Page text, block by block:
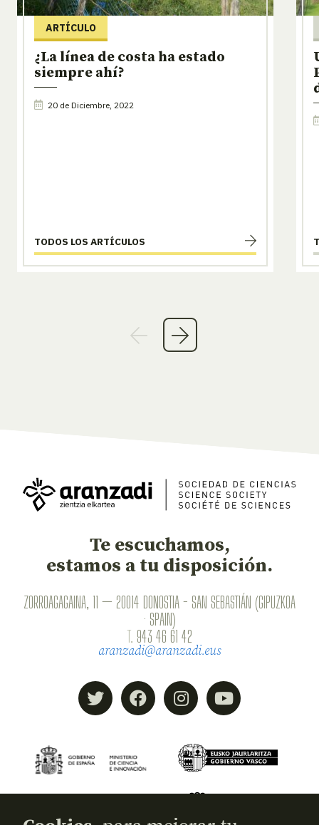
ARTÍCULO
¿La línea de costa ha estado
siempre ahí?
20 de Diciembre, 2022
TODOS LOS ARTÍCULOS
Te escuchamos,
estamos a tu disposición.
ZORROAGAGAINA, 11 — 20014 DONOSTIA - SAN SEBASTIÁN (GIPUZKOA
· SPAIN)
T. 943 46 61 42
aranzadi@aranzadi.eus